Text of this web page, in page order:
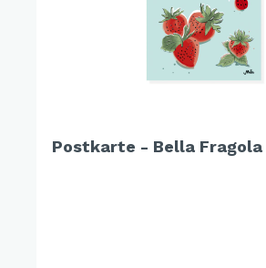
Postkarte - Bella Fragola